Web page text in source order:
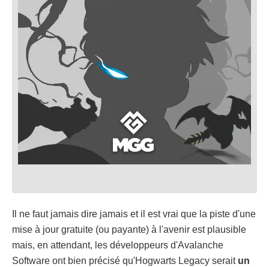
Il ne faut jamais dire jamais et il est vrai que la piste d'une
mise à jour gratuite (ou payante) à l'avenir est plausible
mais, en attendant, les développeurs d'Avalanche
Software ont bien précisé qu'Hogwarts Legacy serait un